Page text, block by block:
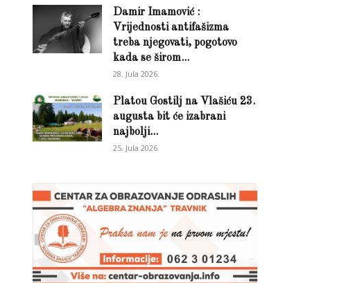
Damir Imamović :
Vrijednosti antifašizma
treba njegovati, pogotovo
kada se širom...
28. Jula 2026.
Platou Gostilj na Vlašiću 23.
augusta bit će izabrani
najbolji...
25. Jula 2026.